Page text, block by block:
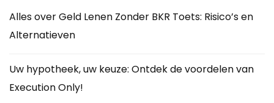
Alles over Geld Lenen Zonder BKR Toets: Risico’s en
Alternatieven
Uw hypotheek, uw keuze: Ontdek de voordelen van
Execution Only!